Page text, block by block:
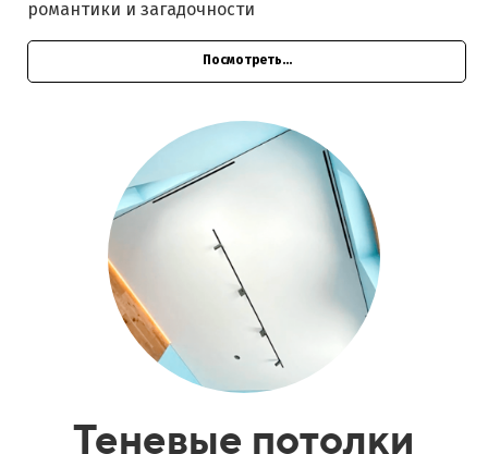
романтики и загадочности
Посмотреть...
Теневые потолки